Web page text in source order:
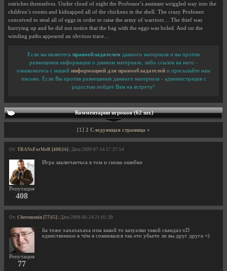
ostriches themselves. Under cloud of night the Professor’s assistant wriggled way into the
children’s rooms and kidnapped all of the chickens in the shell. The crazy Professor
conceived to steal all of eggs in order to raise the army of warriors… The thief was
hurrying up and he did not notice that the bag with the eggs was holed. And on the
winding paths appeared an obvious trace…
Если вы являетесь правообладателем данного материала и вы против
размещения информации о данном материале, либо ссылок на него -
ознакомьтесь с нашей информацией для правообладателей и присылайте нам
письмо. Если Вы против размещения данного материала - администрация с
радостью пойдет Вам на встречу!
Комментарии игроков (62 шт.)
[1] 2 Следующая страница »
От: TRANsForMeR [408|16] | Дата 2009-07-14 17:37:54
Репутация
408
Игра заключаетьса в том и снова ошибки
От: Cheremenin [77|15] | Дата 2009-06-24 21:01:39
Репутация
77
йа тоже хахахахаха изза какой то казуалки такой скандал xD
единственное в чём я сомневался так ето убьете ли вы друг друга =)